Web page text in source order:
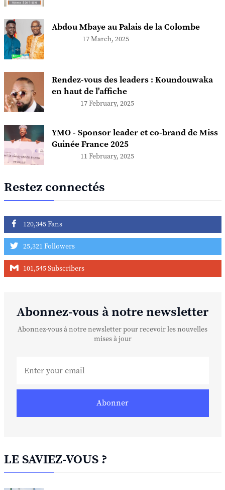
Abdou Mbaye au Palais de la Colombe
17 March, 2025
Rendez-vous des leaders : Koundouwaka
en haut de l'affiche
17 February, 2025
YMO - Sponsor leader et co-brand de Miss
Guinée France 2025
11 February, 2025
Restez connectés
120,345 Fans
25,321 Followers
101,545 Subscribers
Abonnez-vous à notre newsletter
Abonnez-vous à notre newsletter pour recevoir les nouvelles
mises à jour
Abonner
LE SAVIEZ-VOUS ?